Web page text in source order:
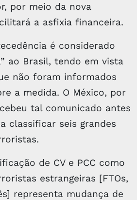
por meio da nova
a asfixia financeira.
é considerado
ao Brasil, tendo em vista
não foram informados
a medida. O México, por
tal comunicado antes
classificar seis grandes
de CV e PCC como
estrangeiras [FTOs,
representa mudança de